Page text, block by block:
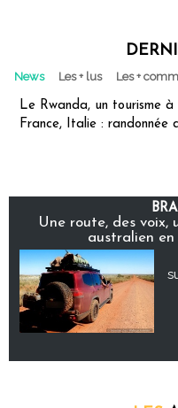
News Les + lus Les +
Le Rwanda, un tourisme
France, Italie :
Une route, des voix,
australien